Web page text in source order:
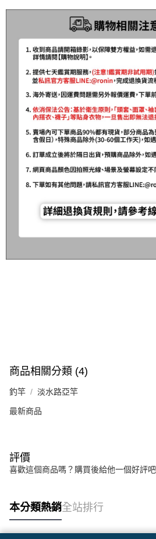
商品相關分類 (4)
釣竿 淡水路亞竿
最新商品
評價
喜歡這個商品嗎？購買後給他一個好評吧
本分類熱銷全站排行